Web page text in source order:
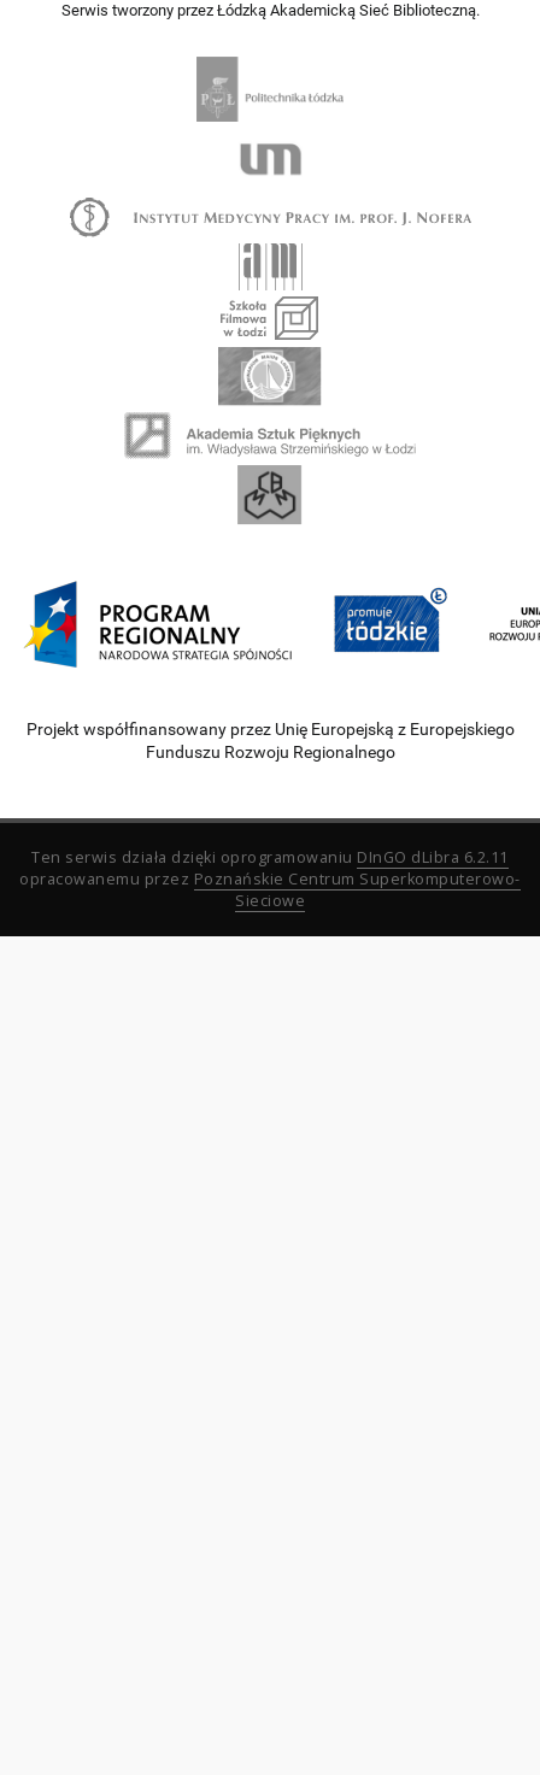
Serwis tworzony przez Łódzką Akademicką Sieć Biblioteczną.
Projekt współfinansowany przez Unię Europejską z Europejskiego
Funduszu Rozwoju Regionalnego
Ten serwis działa dzięki oprogramowaniu DInGO dLibra 6.2.11
opracowanemu przez Poznańskie Centrum Superkomputerowo-
Sieciowe